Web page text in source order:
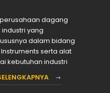
perusahaan dagang
yang
dalam bidang
serta alat
kebutuhan industri